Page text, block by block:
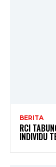
BERITA
RCI
INDIVIDU